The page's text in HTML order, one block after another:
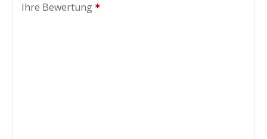
Ihre Bewertung